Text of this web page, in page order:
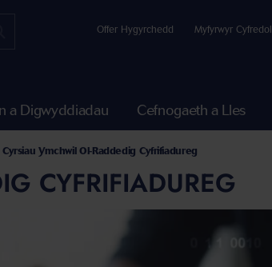
Offer Hygyrchedd Myfyrwyr Cyfredol
a Digwyddiadau Cefnogaeth a Lles
Cyrsiau Ymchwil Ol-Raddedig Cyfrifiadureg
CYFRIFIADUREG